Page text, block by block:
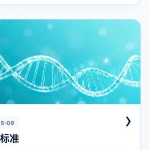
09
准
›